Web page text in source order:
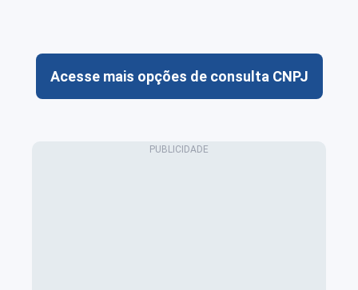
Acesse mais opções de consulta CNPJ